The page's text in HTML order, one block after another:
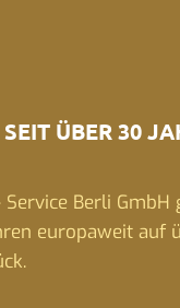
SEIT ÜBER 30
Service Berli
europaweit auf